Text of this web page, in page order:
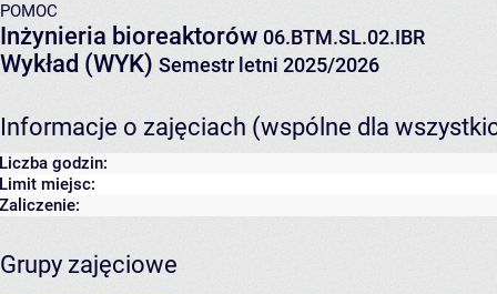
POMOC
Inżynieria bioreaktorów 06.BTM.SL.02.IBR
Wykład (WYK) Semestr letni 2025/2026
Informacje o zajęciach (wspólne dla
Liczba godzin:
Limit miejsc:
Zaliczenie:
Grupy zajęciowe